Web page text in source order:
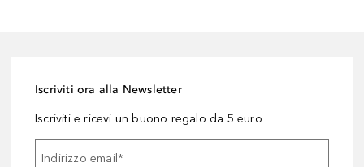
Iscriviti ora alla Newsletter
Iscriviti e ricevi un buono regalo da 5 euro
Indirizzo email*